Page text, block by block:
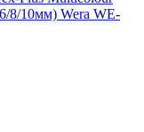
8/10мм) Wera WE-